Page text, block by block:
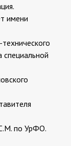
имени
специальной
по УрФО.